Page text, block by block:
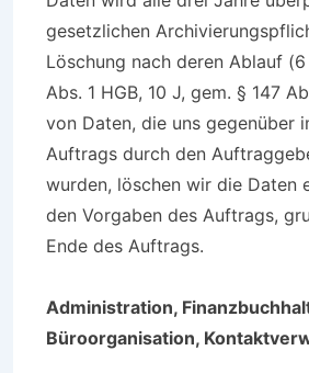
gesetzlichen
Löschung nach deren Ablauf
Abs. 1 HGB, 10 J, gem. § 147
von Daten, die uns gegenüber
Auftrags durch den
wurden, löschen wir die Daten
den Vorgaben des Auftrags,
Ende des Auftrags.
Administration,
Büroorganisation,